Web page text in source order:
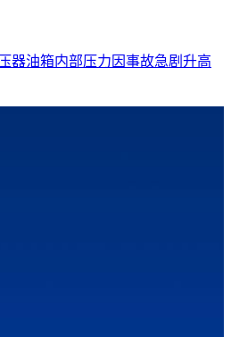
器油箱内部压力因事故急剧升高